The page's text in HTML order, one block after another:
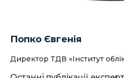
Попко Євгенія
Директор ТДВ «Інститут